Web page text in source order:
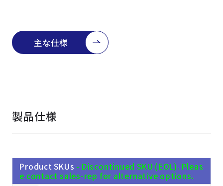
主な仕様
製品仕様
Product SKUs - Discontinued SKU (EOL). Pleas
e contact sales-rep for alternative options.